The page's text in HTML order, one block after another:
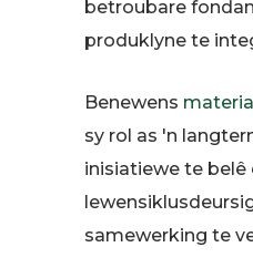
betroubare
produklyne te
Benewens
sy rol as 'n
inisiatiewe te
samewerking te